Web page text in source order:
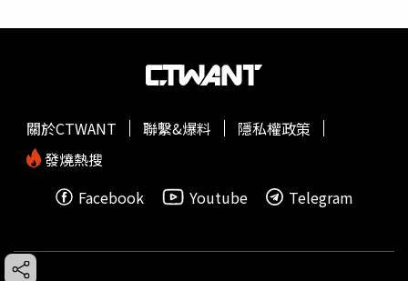
關於CTWANT 聯繫&爆料
隱私權政策
發燒熱搜
Facebook
Youtube Telegram